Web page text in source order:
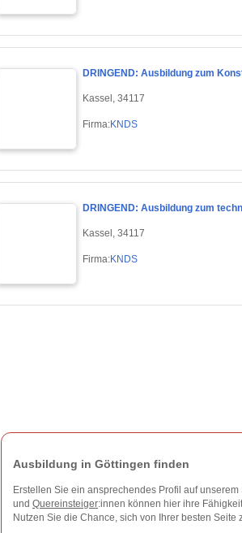
DRINGEND: Ausbildung zum
Kassel, 34117
Firma:KNDS
DRINGEND: Ausbildung zum
Kassel, 34117
Firma:KNDS
Ausbildung in Göttingen finden
Erstellen Sie ein ansprechendes Profil auf
und Quereinsteiger:innen können hier ihre
Nutzen Sie die Chance, sich von Ihrer besten